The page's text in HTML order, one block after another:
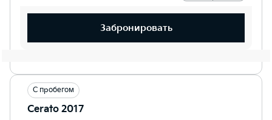
Забронировать
С пробегом
Cerato 2017